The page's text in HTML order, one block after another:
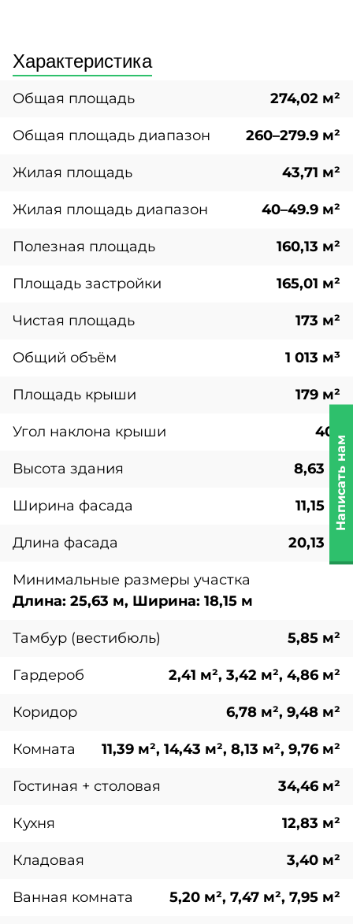
Характеристика
Общая площадь 274,02 м²
Общая площадь диапазон 260–279.9 м²
Жилая площадь 43,71 м²
Жилая площадь диапазон 40–49.9 м²
Полезная площадь 160,13 м²
Площадь застройки 165,01 м²
Чистая площадь 173 м²
Общий объём 1 013 м³
Площадь крыши 179 м²
Угол наклона крыши 40°
Высота здания 8,63 м
Ширина фасада 11,15 м
Длина фасада 20,13 м
Минимальные размеры участка
Длина: 25,63 м, Ширина: 18,15 м
Тамбур (вестибюль) 5,85 м²
Гардероб 2,41 м², 3,42 м², 4,86 м²
Коридор 6,78 м², 9,48 м²
Комната 11,39 м², 14,43 м², 8,13 м², 9,76 м²
Гостиная + столовая 34,46 м²
Кухня 12,83 м²
Кладовая 3,40 м²
Ванная комната 5,20 м², 7,47 м², 7,95 м²
Написать нам